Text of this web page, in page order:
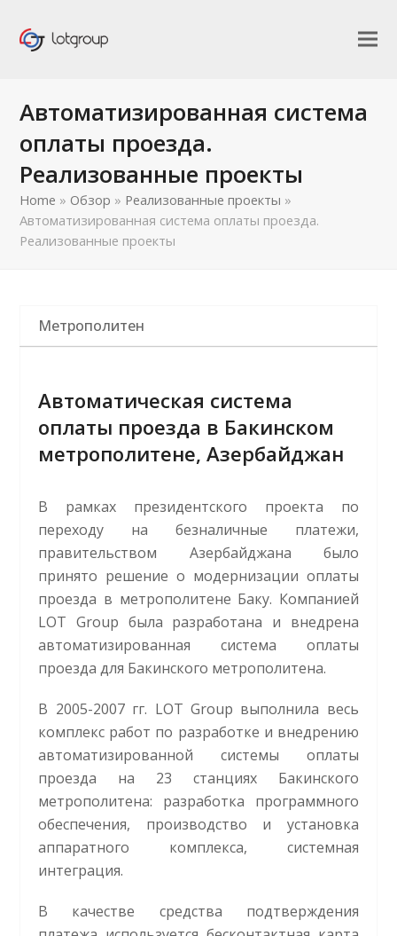
Автоматизированная система
оплаты проезда.
Реализованные проекты
Home » Обзор » Реализованные проекты »
Автоматизированная система оплаты проезда.
Реализованные проекты
Метрополитен
Автоматическая система
оплаты проезда в Бакинском
метрополитене, Азербайджан
В рамках президентского проекта по
переходу на безналичные платежи,
правительством Азербайджана было
принято решение о модернизации оплаты
проезда в метрополитене Баку. Компанией
LOT Group была разработана и внедрена
автоматизированная система оплаты
проезда для Бакинского метрополитена.
В 2005-2007 гг. LOT Group выполнила весь
комплекс работ по разработке и внедрению
автоматизированной системы оплаты
проезда на 23 станциях Бакинского
метрополитена: разработка программного
обеспечения, производство и установка
аппаратного комплекса, системная
интеграция.
В качестве средства подтверждения